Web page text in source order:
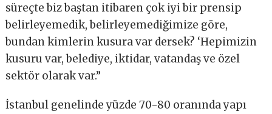
süreçte biz baştan itibaren çok iyi bir prensip
belirleyemedik, belirleyemediğimize göre,
bundan kimlerin kusura var dersek? ‘Hepimizin
kusuru var, belediye, iktidar, vatandaş ve özel
sektör olarak var.”
İstanbul genelinde yüzde 70-80 oranında yapı